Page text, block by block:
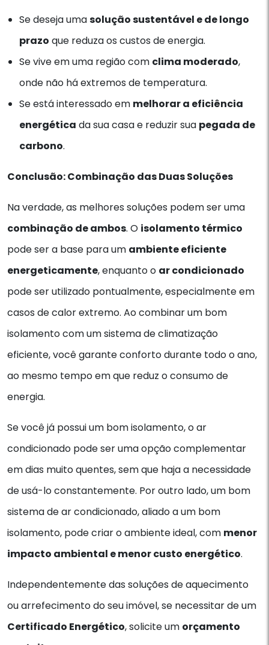
Se deseja umasolução sustentável e de longo
prazo que reduza os custos de energia.
Se vive em uma região com clima moderado,
onde não há extremos de temperatura.
Se está interessado em melhorar a eficiência
energética da sua casa e reduzir sua pegada de
carbono.
Conclusão: Combinação das Duas Soluções
Na verdade, as melhores soluções podem ser uma
combinação de ambos. O isolamento térmico
pode ser a base para um ambiente eficiente
energeticamente, enquanto o ar condicionado
pode ser utilizado pontualmente, especialmente em
casos de calor extremo. Ao combinar um bom
isolamento com um sistema de climatização
eficiente, você garante conforto durante todo o ano,
ao mesmo tempo em que reduz o consumo de
energia.
Se você já possui um bom isolamento, o ar
condicionado pode ser uma opção complementar
em dias muito quentes, sem que haja a necessidade
de usá-lo constantemente. Por outro lado, um bom
sistema de ar condicionado, aliado a um bom
isolamento, pode criar o ambiente ideal, com menor
impacto ambiental e menor custo energético.
Independentemente das soluções de aquecimento
ou arrefecimento do seu imóvel, se necessitar de um
Certificado Energético, solicite um orçamento